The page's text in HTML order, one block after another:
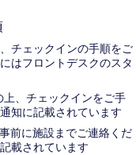
チェックインの手順をご
はフロントデスクのスタ
、チェックインをご手
知に記載されています
前に施設までご連絡くだ
載されています